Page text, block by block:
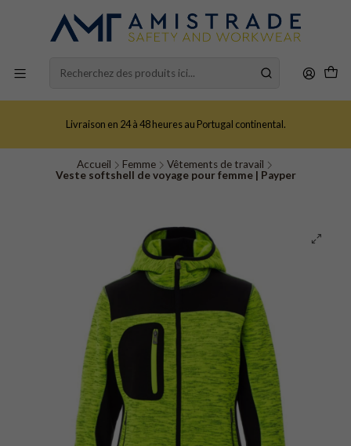
Livraison en 24 à 48 heures au Portugal continental.
Accueil Femme
Vêtements de travail
Veste softshell de voyage pour femme | Payper